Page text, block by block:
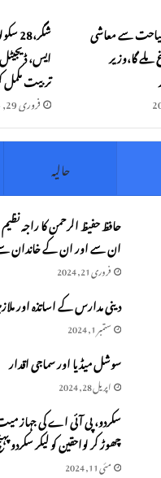
سے معاشی
گا،وزیر
ایس،
تربیت مکمل
فروری 29, 2024
حالیہ
حافظ حفیظ الرحمن کا راجہ
ان سے اور ان کے خاندان
فروری 21, 2024
دینی مدارس کے اساتذہ اور
ستمبر 1, 2024
سوشل میڈیا اور سماجی اقدار
اپریل 28, 2024
سکردو، پی آئی اے کی جہاز
چھوڑ کر لواحقین کو لیکر سکردو
مئی 11, 2024